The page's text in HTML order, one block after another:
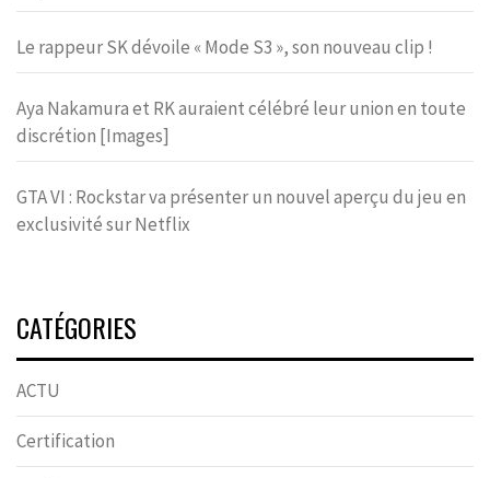
Le rappeur SK dévoile « Mode S3 », son nouveau clip !
Aya Nakamura et RK auraient célébré leur union en toute
discrétion [Images]
GTA VI : Rockstar va présenter un nouvel aperçu du jeu en
exclusivité sur Netflix
CATÉGORIES
ACTU
Certification